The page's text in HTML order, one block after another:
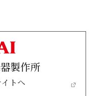
製作所
トへ